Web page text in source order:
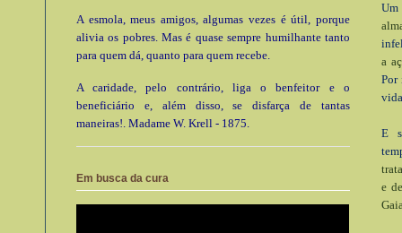
Um
a
Por
E
e
A esmola, meus amigos, algumas vezes é útil, porque
alivia os pobres. Mas é quase sempre humilhante tanto
para quem dá, quanto para quem recebe.
A caridade, pelo contrário, liga o benfeitor e o
beneficiário e, além disso, se disfarça de tantas
maneiras!. Madame W. Krell - 1875.
Em busca da cura